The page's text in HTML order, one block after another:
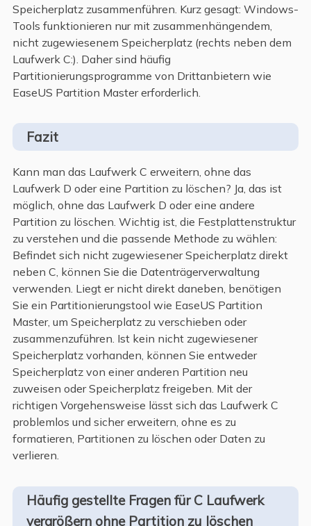
Speicherplatz zusammenführen. Kurz gesagt: Windows-
Tools funktionieren nur mit zusammenhängendem,
nicht zugewiesenem Speicherplatz (rechts neben dem
Laufwerk C:). Daher sind häufig
Partitionierungsprogramme von Drittanbietern wie
EaseUS Partition Master erforderlich.
Fazit
Kann man das Laufwerk C erweitern, ohne das
Laufwerk D oder eine Partition zu löschen? Ja, das ist
möglich, ohne das Laufwerk D oder eine andere
Partition zu löschen. Wichtig ist, die Festplattenstruktur
zu verstehen und die passende Methode zu wählen:
Befindet sich nicht zugewiesener Speicherplatz direkt
neben C, können Sie die Datenträgerverwaltung
verwenden. Liegt er nicht direkt daneben, benötigen
Sie ein Partitionierungstool wie EaseUS Partition
Master, um Speicherplatz zu verschieben oder
zusammenzuführen. Ist kein nicht zugewiesener
Speicherplatz vorhanden, können Sie entweder
Speicherplatz von einer anderen Partition neu
zuweisen oder Speicherplatz freigeben. Mit der
richtigen Vorgehensweise lässt sich das Laufwerk C
problemlos und sicher erweitern, ohne es zu
formatieren, Partitionen zu löschen oder Daten zu
verlieren.
Häufig gestellte Fragen für C Laufwerk
vergrößern ohne Partition zu löschen